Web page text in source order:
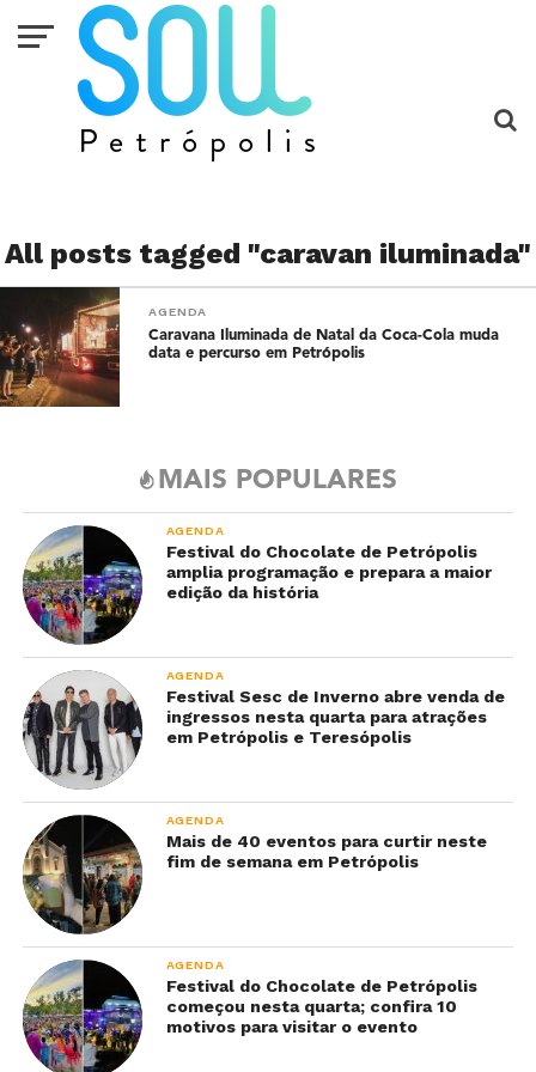
All posts tagged "caravan iluminada"
AGENDA
Caravana Iluminada de Natal da Coca-Cola muda
data e percurso em Petrópolis
MAIS POPULARES
AGENDA
Festival do Chocolate de Petrópolis
amplia programação e prepara a maior
edição da história
AGENDA
Festival Sesc de Inverno abre venda de
ingressos nesta quarta para atrações
em Petrópolis e Teresópolis
AGENDA
Mais de 40 eventos para curtir neste
fim de semana em Petrópolis
AGENDA
Festival do Chocolate de Petrópolis
começou nesta quarta; confira 10
motivos para visitar o evento